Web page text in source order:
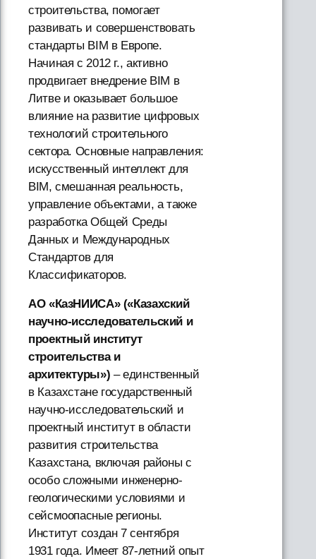
строительства, помогает
развивать и совершенствовать
стандарты BIM в Европе.
Начиная с 2012 г., активно
продвигает внедрение BIM в
Литве и оказывает большое
влияние на развитие цифровых
технологий строительного
сектора. Основные направления:
искусственный интеллект для
BIM, смешанная реальность,
управление объектами, а также
разработка Общей Среды
Данных и Международных
Стандартов для
Классификаторов.
АО «КазНИИСА» («Казахский
научно-исследовательский и
проектный институт
строительства и
архитектуры») – единственный
в Казахстане государственный
научно-исследовательский и
проектный институт в области
развития строительства
Казахстана, включая районы с
особо сложными инженерно-
геологическими условиями и
сейсмоопасные регионы.
Институт создан 7 сентября
1931 года. Имеет 87-летний опыт